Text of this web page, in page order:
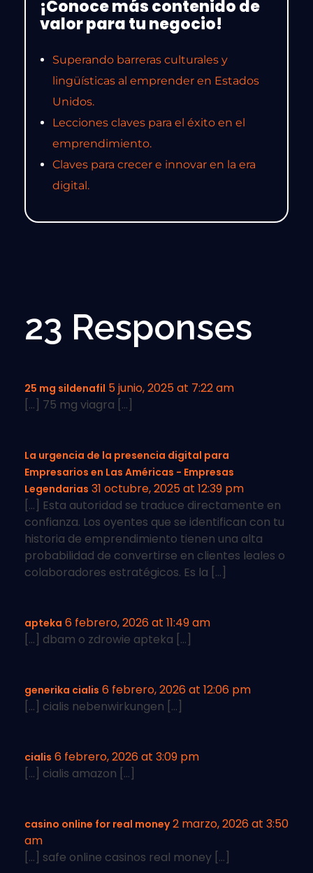
¡Conoce más contenido de
valor para tu negocio!
Superando barreras culturales y
lingüísticas al emprender en Estados
Unidos.
Lecciones claves para el éxito en el
emprendimiento.
Claves para crecer e innovar en la era
digital.
23 Responses
25 mg sildenafil 5 junio, 2025 at 7:22 am
[…] 75 mg viagra […]
La urgencia de la presencia digital para
Empresarios en Las Américas - Empresas
Legendarias 31 octubre, 2025 at 12:39 pm
[…] Esta autoridad se traduce directamente en
confianza. Los oyentes que se identifican con tu
historia de emprendimiento tienen una alta
probabilidad de convertirse en clientes leales o
colaboradores estratégicos. Es la […]
apteka 6 febrero, 2026 at 11:49 am
[…] dbam o zdrowie apteka […]
generika cialis 6 febrero, 2026 at 12:06 pm
[…] cialis nebenwirkungen […]
cialis 6 febrero, 2026 at 3:09 pm
[…] cialis amazon […]
casino online for real money 2 marzo, 2026 at 3:50
am
[…] safe online casinos real money […]